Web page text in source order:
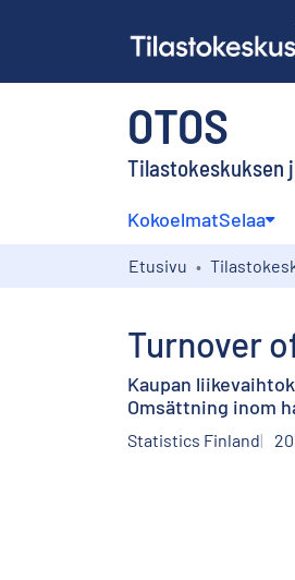
OTOS
Tilastokeskuksen
KokoelmatSelaa
Etusivu
Turnover
Kaupan
Omsättning inom
Statistics Finland